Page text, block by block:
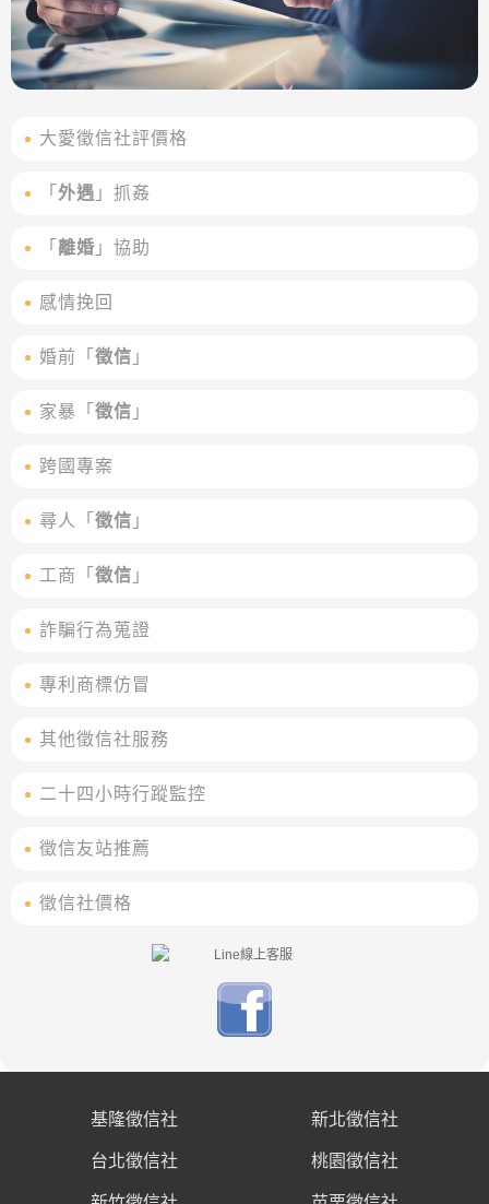
大愛徵信社評價格
「 外遇 」抓姦
「 離婚 」協助
感情挽回
婚前「 徵信 」
家暴「 徵信 」
跨國專案
尋人「 徵信 」
工商「 徵信 」
詐騙行為蒐證
專利商標仿冒
其他徵信社服務
二十四小時行蹤監控
徵信友站推薦
徵信社價格
基隆徵信社 新北徵信社
台北徵信社 桃園徵信社